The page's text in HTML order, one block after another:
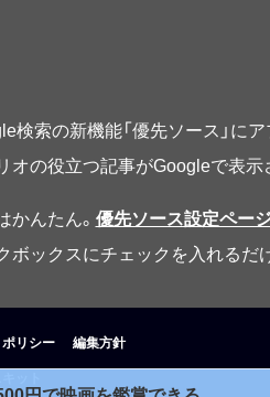
検索の新機能「優先ソース」にア
オの役立つ記事がGoogleで表示
かんたん。 優先ソース設定ペー
ボックスにチェックを入れるだ
リシー 編集方針